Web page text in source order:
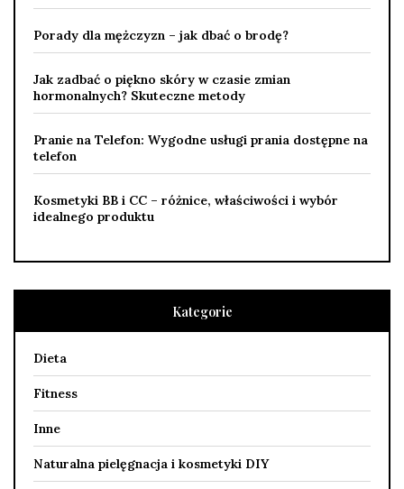
Porady dla mężczyzn – jak dbać o brodę?
Jak zadbać o piękno skóry w czasie zmian
hormonalnych? Skuteczne metody
Pranie na Telefon: Wygodne usługi prania dostępne na
telefon
Kosmetyki BB i CC – różnice, właściwości i wybór
idealnego produktu
Kategorie
Dieta
Fitness
Inne
Naturalna pielęgnacja i kosmetyki DIY